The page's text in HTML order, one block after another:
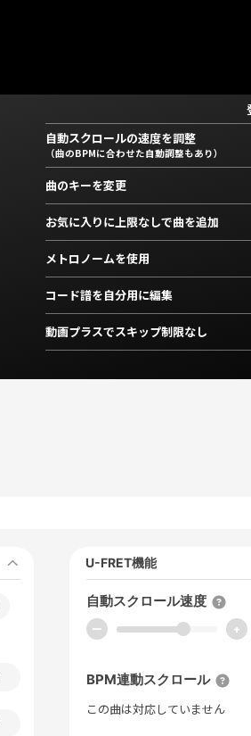
自動スクロールの速度を調整
（曲のBPMに合わせた自動調整もあり）
曲のキーを変更
お気に入りに上限なしで曲を追加
メトロノームを使用
コード譜を自分用に編集
動画プラスでスキップ制限なし
U-FRET機能
自動スクロール速度
ー +
BPM連動スクロール
この曲は対応していません